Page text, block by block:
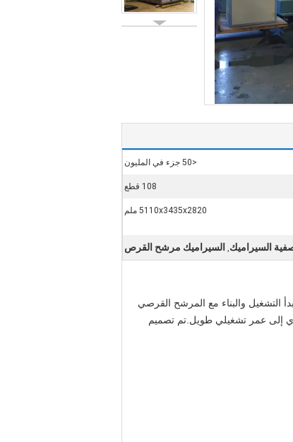
<50 جزء في المليون
108 قطع
5110x3435x2820 ملم
السيراميك, السيراميك مرشح القرص
التشغيل والبناء مع المرشح القرصي
إلى عمر تشغيلي طويل.تم تصميم